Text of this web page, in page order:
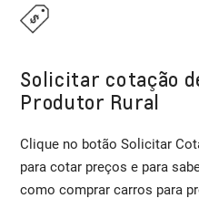
Solicitar cotação
Produtor Rural
Clique no botão Solicitar
para cotar preços e para
como comprar carros para